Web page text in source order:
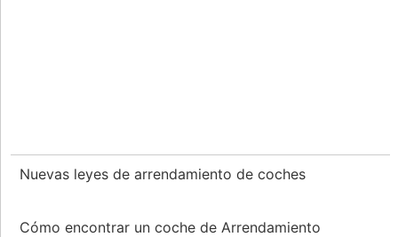
Nuevas leyes de arrendamiento de coches
Cómo encontrar un coche de Arrendamiento